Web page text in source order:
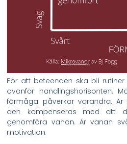
För att beteenden ska bli
ovanför handlingshorisonten.
förmåga påverkar varandra.
den kompenseras med att
genomföra vanan. Är vanan
motivation.